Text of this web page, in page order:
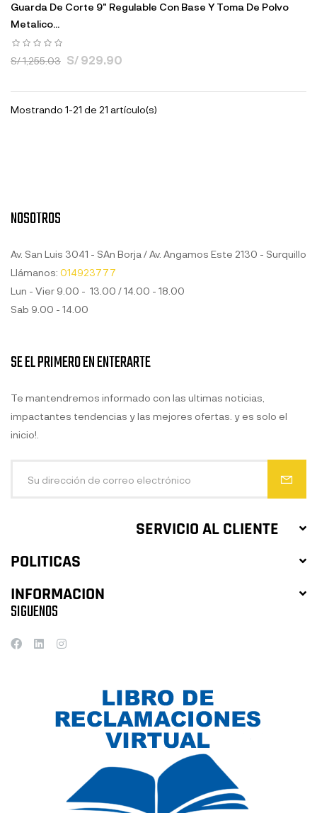
Guarda De Corte 9" Regulable Con Base Y Toma De Polvo
Metalico...
S/ 1,255.03 S/ 929.90
Mostrando 1-21 de 21 artículo(s)
NOSOTROS
Av. San Luis 3041 - SAn Borja / Av. Angamos Este 2130 - Surquillo
Llámanos: 014923777
Lun - Vier 9.00 - 13.00 / 14.00 - 18.00
Sab 9.00 - 14.00
SERVICIO AL CLIENTE
POLITICAS
INFORMACION
SE EL PRIMERO EN ENTERARTE
Te mantendremos informado con las ultimas noticias,
impactantes tendencias y las mejores ofertas. y es solo el
inicio!.
SIGUENOS